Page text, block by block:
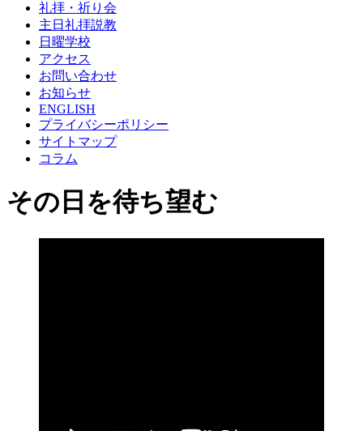
礼拝・祈り会
主日礼拝説教
日曜学校
アクセス
お問い合わせ
お知らせ
ENGLISH
プライバシーポリシー
サイトマップ
コラム
その日を待ち望む